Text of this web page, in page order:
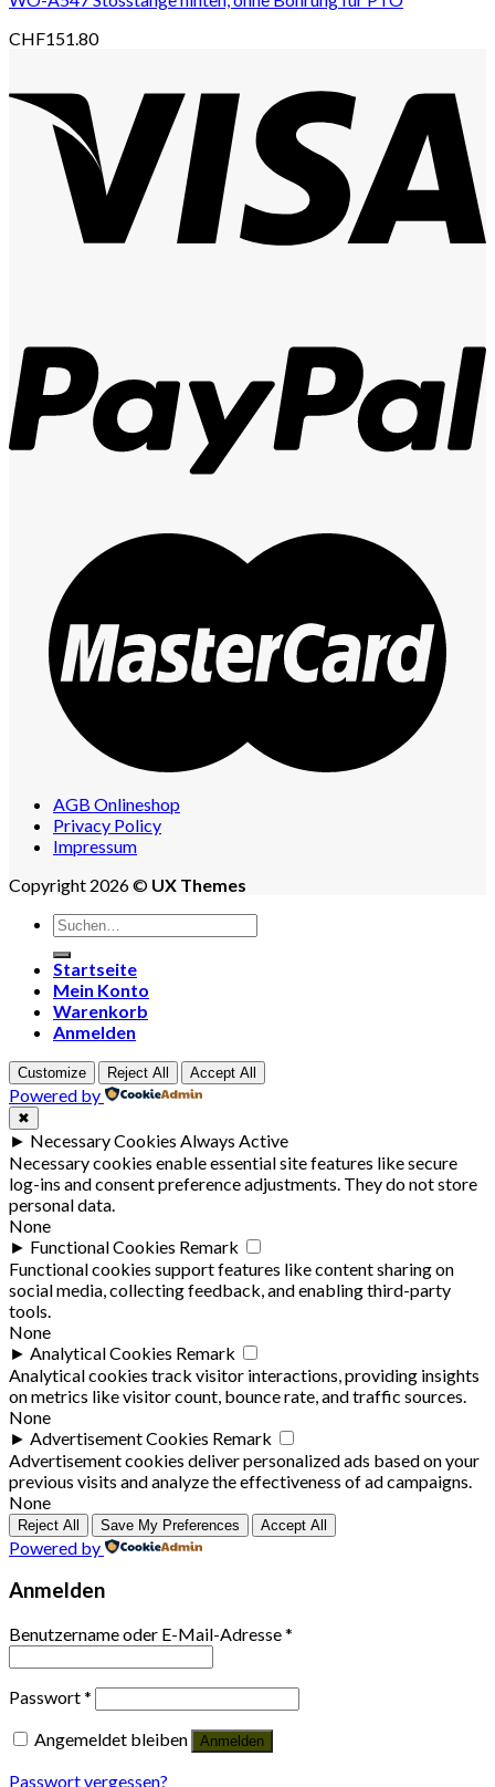
CHF151.80
AGB Onlineshop
Privacy Policy
Impressum
Copyright 2026 © UX Themes
Suchen
nach:
Startseite
Mein Konto
Warenkorb
Anmelden
Customize Reject All Accept All
Powered by
✖
► Necessary Cookies Always Active
Necessary cookies enable essential site features like secure
log-ins and consent preference adjustments. They do not store
personal data.
None
► Functional Cookies Remark
Functional cookies support features like content sharing on
social media, collecting feedback, and enabling third-party
tools.
None
► Analytical Cookies Remark
Analytical cookies track visitor interactions, providing insights
on metrics like visitor count, bounce rate, and traffic sources.
None
► Advertisement Cookies Remark
Advertisement cookies deliver personalized ads based on your
previous visits and analyze the effectiveness of ad campaigns.
None
Reject All Save My Preferences Accept All
Powered by
Anmelden
Benutzername oder E-Mail-Adresse*
Passwort*
Angemeldet bleiben
Anmelden
Passwort vergessen?